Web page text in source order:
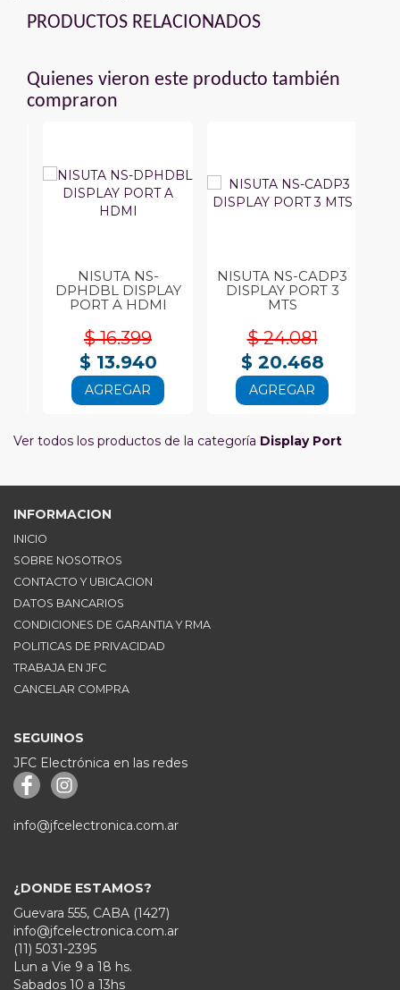
PRODUCTOS RELACIONADOS
Quienes vieron este producto también
compraron
NISUTA NS-
DPHDBL DISPLAY
PORT A HDMI
$ 16.399
$ 13.940
AGREGAR
NISUTA NS-CADP3
DISPLAY PORT 3
MTS
$ 24.081
$ 20.468
AGREGAR
Ver todos los productos de la categoría Display Port
INFORMACION
INICIO
SOBRE NOSOTROS
CONTACTO Y UBICACION
DATOS BANCARIOS
CONDICIONES DE GARANTIA Y RMA
POLITICAS DE PRIVACIDAD
TRABAJA EN JFC
CANCELAR COMPRA
SEGUINOS
JFC Electrónica en las redes
info@jfcelectronica.com.ar
¿DONDE ESTAMOS?
Guevara 555, CABA (1427)
info@jfcelectronica.com.ar
(11) 5031-2395
Lun a Vie 9 a 18 hs.
Sabados 10 a 13hs